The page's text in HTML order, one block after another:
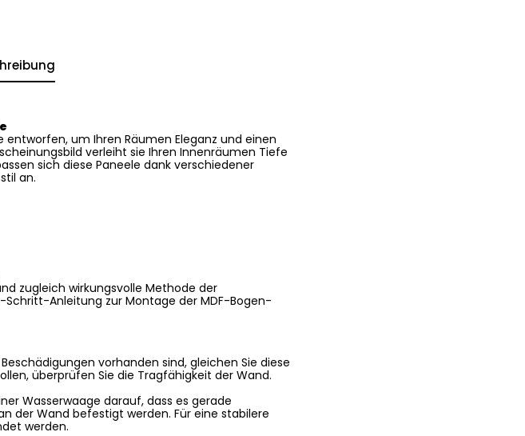
um Ihren Räumen Eleganz und einen
verleiht sie Ihren Innenräumen Tiefe
sich diese Paneele dank verschiedener
an.
zugleich wirkungsvolle Methode der
Anleitung zur Montage der MDF-Bogen-
vorhanden sind, gleichen Sie diese
überprüfen Sie die Tragfähigkeit der Wand.
Wasserwaage darauf, dass es gerade
der Wand befestigt werden. Für eine stabilere
werden.